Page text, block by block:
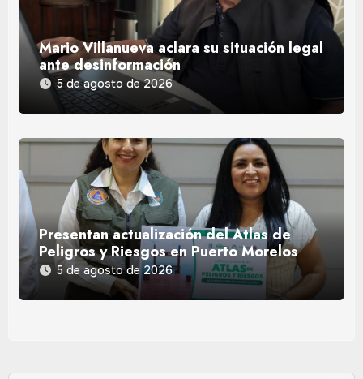
Mario Villanueva aclara su situación legal
ante desinformación
5 de agosto de 2026
Presentan actualización del Atlas de
Peligros y Riesgos en Puerto Morelos
5 de agosto de 2026